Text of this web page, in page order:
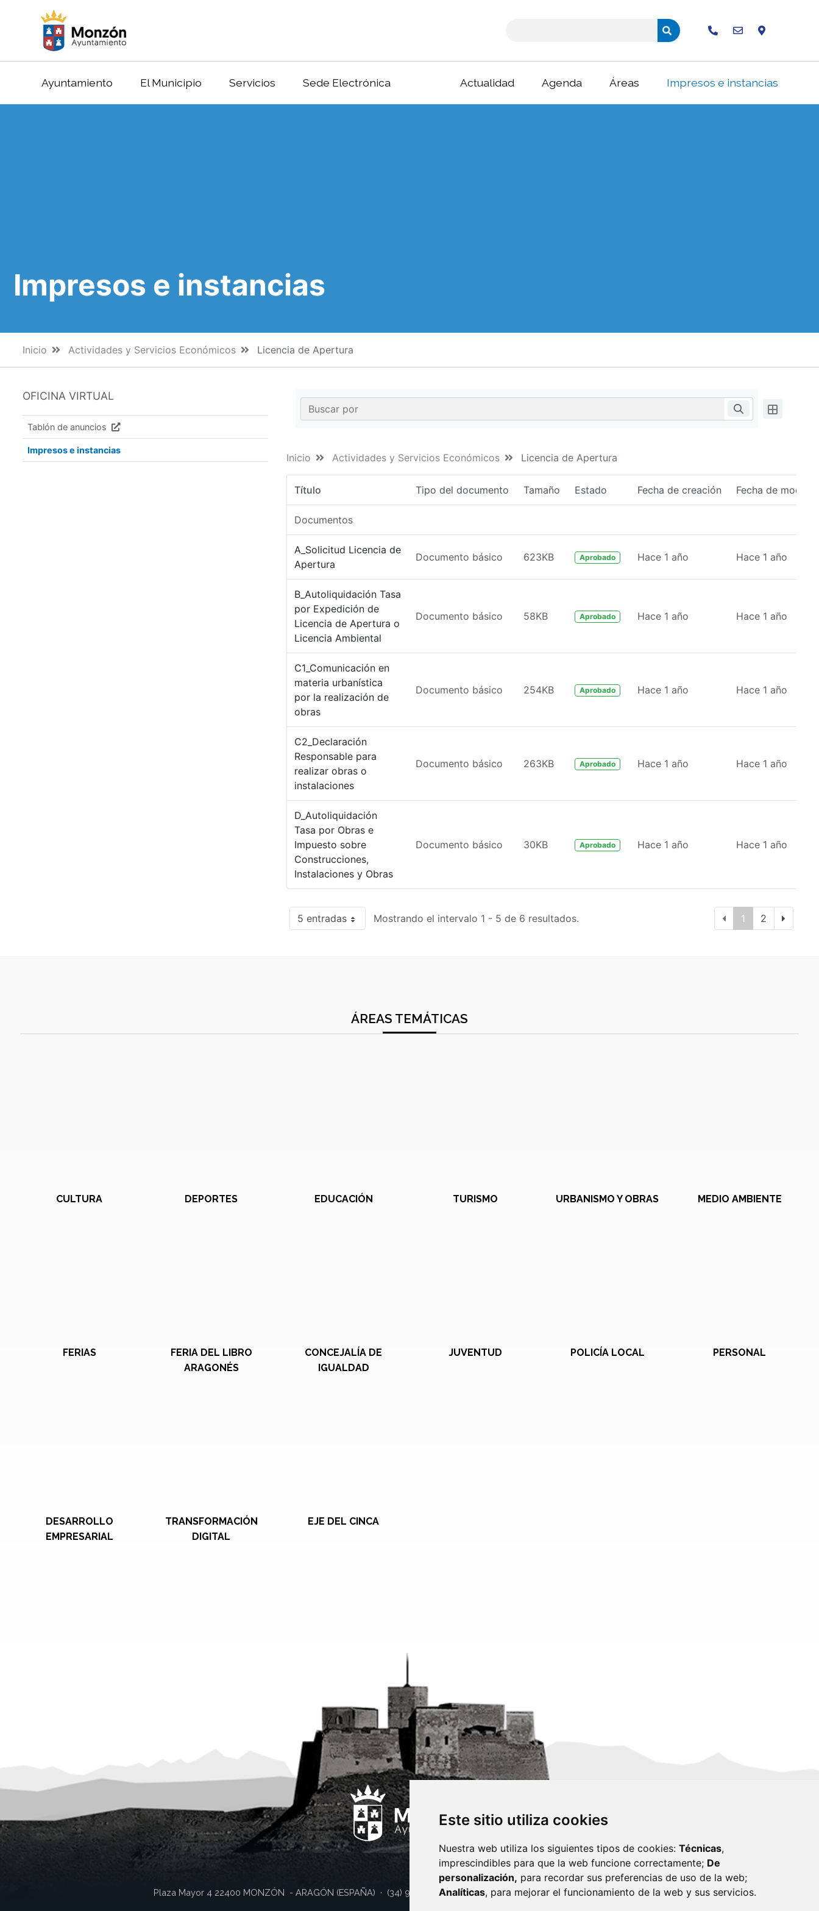
Este sitio utiliza cookies
Nuestra web utiliza los siguientes tipos de cookies: Técnicas,
imprescindibles para que la web funcione correctamente; De
personalización, para recordar sus preferencias de uso de la web;
Analíticas, para mejorar el funcionamiento de la web y sus servicios.
Ayuntamiento El Municipio Servicios Sede Electrónica Actualidad Agenda Áreas Impresos e instancias
Impresos e instancias
Inicio Actividades y Servicios Económicos Licencia de Apertura
OFICINA VIRTUAL
Tablón de anuncios
Impresos e instancias
Inicio Actividades y Servicios Económicos Licencia de Apertura
Título Tipo del documento Tamaño Estado Fecha de creación Fecha de
Documentos
A_Solicitud Licencia de
Apertura
Documento básico 623KB Aprobado Hace 1 año Hace 1 año
B_Autoliquidación Tasa
por Expedición de
Licencia de Apertura o
Licencia Ambiental
Documento básico 58KB Aprobado Hace 1 año Hace 1 año
C1_Comunicación en
materia urbanística
por la realización de
obras
Documento básico 254KB Aprobado Hace 1 año Hace 1 año
C2_Declaración
Responsable para
realizar obras o
instalaciones
Documento básico 263KB Aprobado Hace 1 año Hace 1 año
D_Autoliquidación
Tasa por Obras e
Impuesto sobre
Construcciones,
Instalaciones y Obras
Documento básico 30KB Aprobado Hace 1 año Hace 1 año
5 entradas Mostrando el intervalo 1 - 5 de 6 resultados. 1 2
ÁREAS TEMÁTICAS
CULTURA DEPORTES EDUCACIÓN TURISMO URBANISMO Y OBRAS MEDIO AMBIENTE
FERIAS
FERIA DEL LIBRO
ARAGONÉS
CONCEJALÍA DE
IGUALDAD
JUVENTUD POLICÍA LOCAL PERSONAL
DESARROLLO
EMPRESARIAL
TRANSFORMACIÓN
DIGITAL
EJE DEL CINCA
Plaza Mayor 4 22400 MONZÓN - ARAGÓN (ESPAÑA) · (34) 974 400 700 ·sac@monzon.es monzon.es